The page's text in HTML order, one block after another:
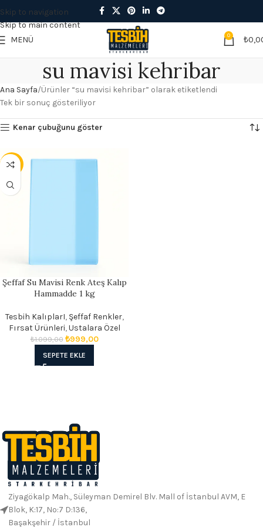
Skip to navigation
Skip to main content
MENÜ
0 ₺
su mavisi kehribar
Ana Sayfa Ürünler “su mavisi kehribar” olarak etiketlendi
Tek bir sonuç gösteriliyor
Kenar çubuğunu göster
- 9%
Şeffaf Su Mavisi Renk Ateş Kalıp
Hammadde 1 kg
Tesbih KalıplarI, Şeffaf Renkler,
Fırsat Ürünleri,Ustalara Özel
₺1.099,00 ₺999,00
SEPETE EKLE
Ziyagökalp Mah., Süleyman Demirel Blv. Mall of İstanbul AVM, E
Blok, K:17, No:7 D:136,
Başakşehir / İstanbul